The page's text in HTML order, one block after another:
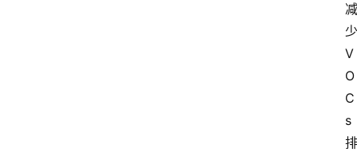
减
少
V
O
C
s
排